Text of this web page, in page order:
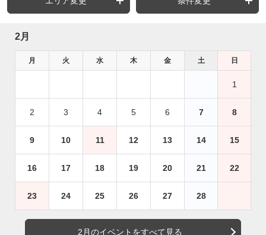
2月
月 火 水 木 金 土 日
1
2 3 4 5 6 7 8
9 10 11 12 13 14 15
16 17 18 19 20 21 22
23 24 25 26 27 28
2月のイベントをすべて見る